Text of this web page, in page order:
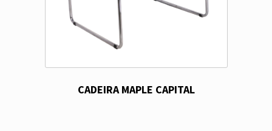
CADEIRA MAPLE CAPITAL